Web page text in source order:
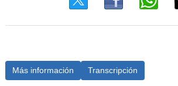
Más información Transcripción